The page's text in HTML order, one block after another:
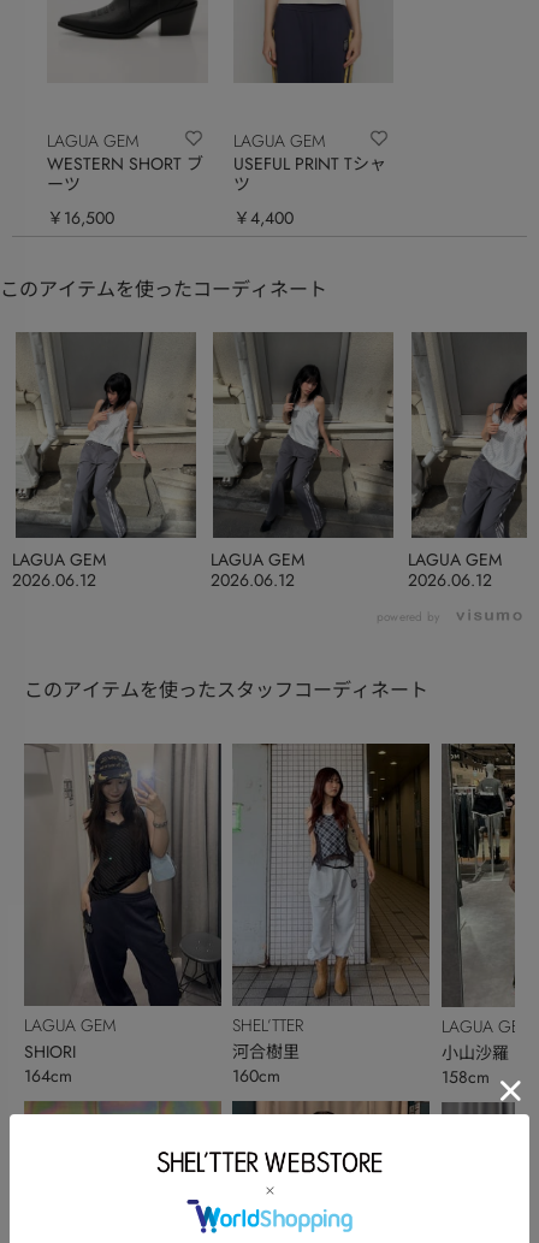
LAGUA GEM
WESTERN SHORT ブ
ーツ
￥16,500
LAGUA GEM
USEFUL PRINT Tシャ
ツ
￥4,400
このアイテムを使ったコーディネート
2026.06.12
LAGUA GEM
2026.06.12
LAGUA GEM
2026.06.12
LAGUA GEM
powered by
このアイテムを使ったスタッフコーディネート
LAGUA GEM
SHIORI
164cm
SHEL’TTER
河合樹里
160cm
LAGUA GEM
小山沙羅
158cm